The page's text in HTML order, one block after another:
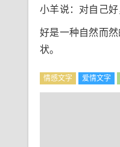
小羊说：对自己
好是一种自然而
状。
情感文字 爱情文字